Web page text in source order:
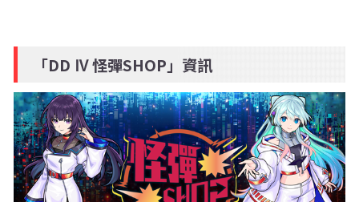
「DD Ⅳ 怪彈SHOP」資訊